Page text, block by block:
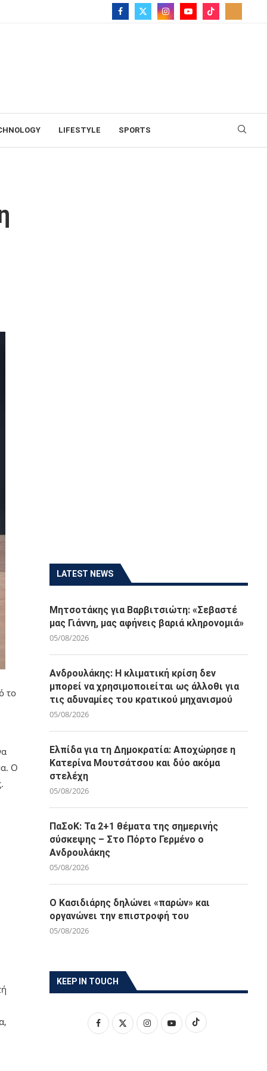
LIFESTYLE SPORTS
το
Ο
LATEST NEWS
Μητσοτάκης για Βαρβιτσιώτη: «Σεβαστέ
μας Γιάννη, μας αφήνεις βαριά κληρονομιά»
05/08/2026
Ανδρουλάκης: Η κλιματική κρίση δεν
μπορεί να χρησιμοποιείται ως άλλοθι για
τις αδυναμίες του κρατικού μηχανισμού
05/08/2026
Ελπίδα για τη Δημοκρατία: Αποχώρησε η
Κατερίνα Μουτσάτσου και δύο ακόμα
στελέχη
05/08/2026
ΠαΣοΚ: Τα 2+1 θέματα της σημερινής
σύσκεψης – Στο Πόρτο Γερμένο ο
Ανδρουλάκης
05/08/2026
Ο Κασιδιάρης δηλώνει «παρών» και
οργανώνει την επιστροφή του
05/08/2026
KEEP IN TOUCH